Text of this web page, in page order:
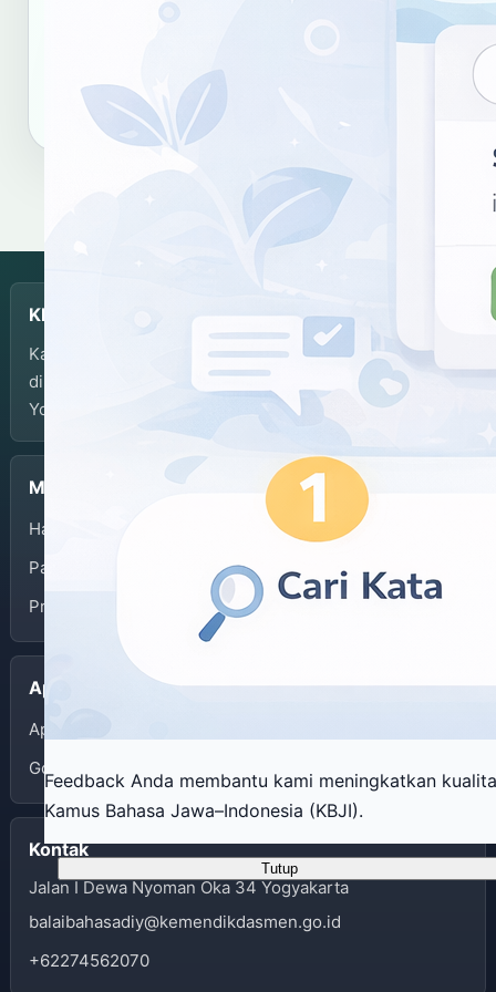
Feedback Anda membantu kami meningkatkan
Kamus Bahasa Jawa–Indonesia (KBJI).
Tutup
KBJI
Kamus Bahasa Jawa-Indonesia dikembangkan dan
dikelola oleh Balai Bahasa Provinsi Daerah Istimewa
Yogyakarta.
Menu
Halaman Depan
Panduan Penggunaan
Privacy Policy
Aplikasi
App Store
Google Play
Kontak
Jalan I Dewa Nyoman Oka 34 Yogyakarta
balaibahasadiy@kemendikdasmen.go.id
+62274562070